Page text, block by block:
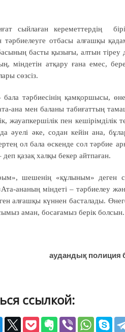
сыйлаған кере­меттердің
тәрбие­леуге отбасы алғашқы
басты қызығы, алтын тіреу
міндетін атқару ғана емес,
сөзсіз.
тәрбиесінің қамқоршысы,
ана мен баланы табиғаттың
жауапкершілік пен
әуелі әке, содан кейін ана,
ол бала өскенде сол тәрбие
деп қазақ халқы бекер айтпаған.
шешенің «құлыным» деген
ананың міндеті – тәрбиелеу
алғашқы күннен басталады.
аман, босағамыз берік болсын.
аудандық полиция
ссылкой: